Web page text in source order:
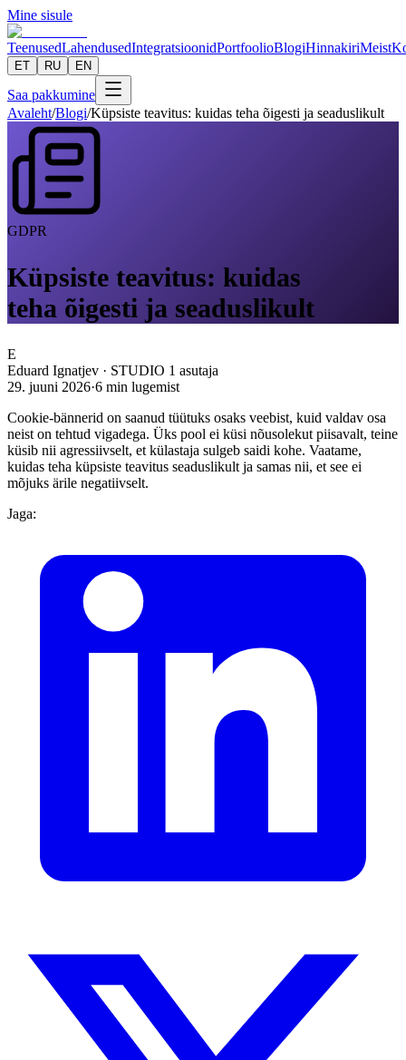
Mine sisule
TeenusedLahendusedIntegratsioonidPortfoolioBlogiHinnakiriMeist
ET RU EN
Saa pakkumine
Avaleht/Blogi/Küpsiste teavitus: kuidas teha õigesti ja seaduslikult
GDPR
Küpsiste teavitus: kuidas
teha õigesti ja seaduslikult
E
Eduard Ignatjev · STUDIO 1 asutaja
29. juuni 2026·6 min lugemist
Cookie-bännerid on saanud tüütuks osaks veebist, kuid valdav osa
neist on tehtud vigadega. Üks pool ei küsi nõusolekut piisavalt, teine
küsib nii agressiivselt, et külastaja sulgeb saidi kohe. Vaatame,
kuidas teha küpsiste teavitus seaduslikult ja samas nii, et see ei
mõjuks ärile negatiivselt.
Jaga: